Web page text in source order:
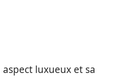
luxueux et sa